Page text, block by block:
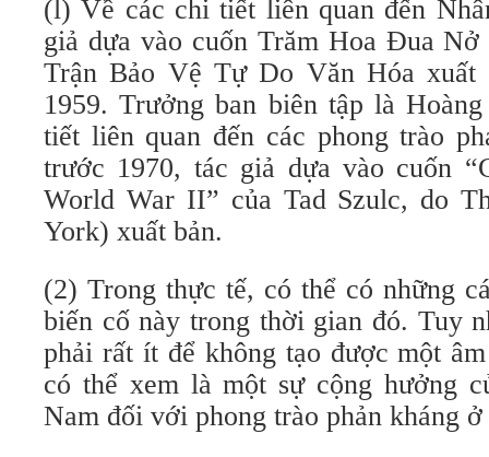
(l) Về các chi tiết liên quan đến
giả dựa vào cuốn Trăm Hoa Ðua
Trận Bảo Vệ Tự Do Văn Hóa xuất
1959. Trưởng ban biên tập là
tiết liên quan đến các phong trào
trước 1970, tác giả dựa vào cuốn
World War II” của Tad Szulc, do
York) xuất bản.
(2) Trong thực tế, có thể có những
biến cố này trong thời gian đó. Tuy
phải rất ít để không tạo được một
có thể xem là một sự cộng hưởng
Nam đối với phong trào phản kháng